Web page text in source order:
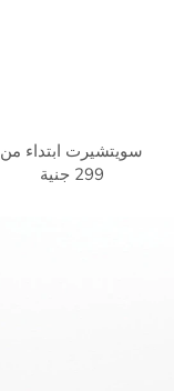
سويتشيرت ابتداء من
299 جنية